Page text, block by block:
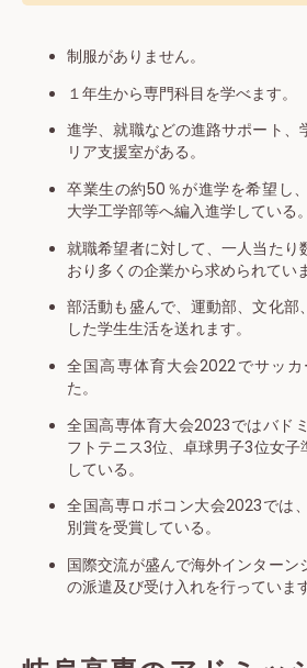
制服がありません。
１年生から専門科目を学べます。
進学、就職などの進路サポート、
リア支援室がある。
卒業生の約50％が進学を希望し
大学工学部等へ編入進学している。
就職希望者に対して、一人当たり
おり多くの企業から求められてい
部活動も盛んで、運動部、文化部
した学生生活を送れます。
全国高専体育大会2022でサッ
た。
全国高専体育大会2023ではバド
フトテニス3位、卓球男子3位女子
している。
全国高専ロボコン大会2023では
別賞を受賞している。
国際交流が盛んで海外インターン
の派遣及び受け入れを行っています